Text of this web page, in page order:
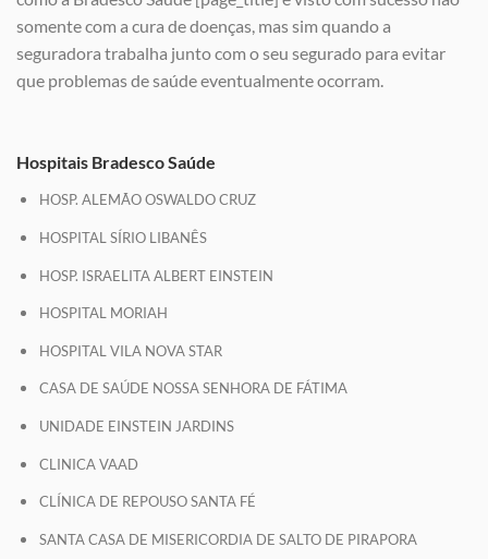
somente com a cura de doenças, mas sim quando a
seguradora trabalha junto com o seu segurado para evitar
que problemas de saúde eventualmente ocorram.
Hospitais Bradesco Saúde
HOSP. ALEMÃO OSWALDO CRUZ
HOSPITAL SÍRIO LIBANÊS
HOSP. ISRAELITA ALBERT EINSTEIN
HOSPITAL MORIAH
HOSPITAL VILA NOVA STAR
CASA DE SAÚDE NOSSA SENHORA DE FÁTIMA
UNIDADE EINSTEIN JARDINS
CLINICA VAAD
CLÍNICA DE REPOUSO SANTA FÉ
SANTA CASA DE MISERICORDIA DE SALTO DE PIRAPORA